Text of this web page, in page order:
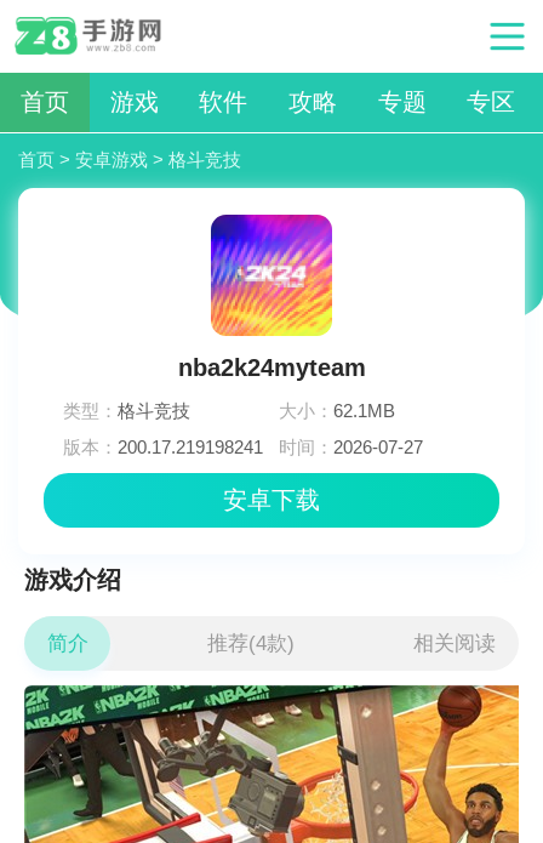
首页 游戏 软件 攻略 专题 专区
首页 > 安卓游戏 > 格斗竞技
nba2k24myteam
类型：格斗竞技 大小：62.1MB
版本： 200.17.219198241 时间： 2026-07-27
安卓下载
游戏介绍
简介 推荐(4款) 相关阅读